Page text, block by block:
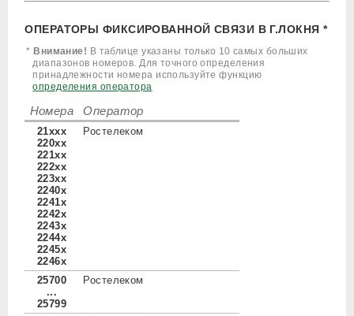
ОПЕРАТОРЫ ФИКСИРОВАННОЙ СВЯЗИ В Г.ЛОКНЯ *
* Внимание! В таблице указаны только 10 самых больших
диапазонов номеров. Для точного определения
принадлежности номера используйте функцию
определения оператора
Номера Оператор
21xxx
220xx
221xx
222xx
223xx
2240x
2241x
2242x
2243x
2244x
2245x
2246x
Ростелеком
25700
...
25799
Ростелеком